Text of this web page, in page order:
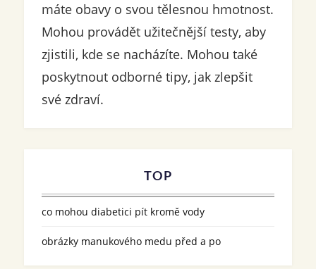
máte obavy o svou tělesnou hmotnost.
Mohou provádět užitečnější testy, aby
zjistili, kde se nacházíte. Mohou také
poskytnout odborné tipy, jak zlepšit
své zdraví.
TOP
co mohou diabetici pít kromě vody
obrázky manukového medu před a po